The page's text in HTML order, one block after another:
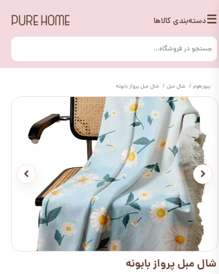
☰دسته‌بندی کالاها
پیورهوم شال مبل شال مبل پرواز بابونه
شال مبل پرواز بابونه